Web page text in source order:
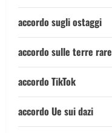
accordo sugli ostaggi
accordo sulle terre rare
accordo TikTok
accordo Ue sui dazi